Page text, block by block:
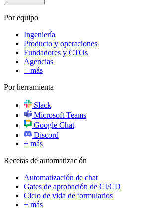
Por equipo
Ingeniería
Producto y operaciones
Fundadores y CTOs
Agencias
+ más
Por herramienta
Slack
Microsoft Teams
Google Chat
Discord
+ más
Recetas de automatización
Automatización de chat
Gates de aprobación de CI/CD
Ciclo de vida de formularios
+ más